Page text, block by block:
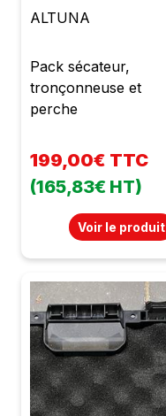
ALTUNA
Pack sécateur,
tronçonneuse et
perche
199,00€ TTC
(165,83€ HT)
Voir le produit